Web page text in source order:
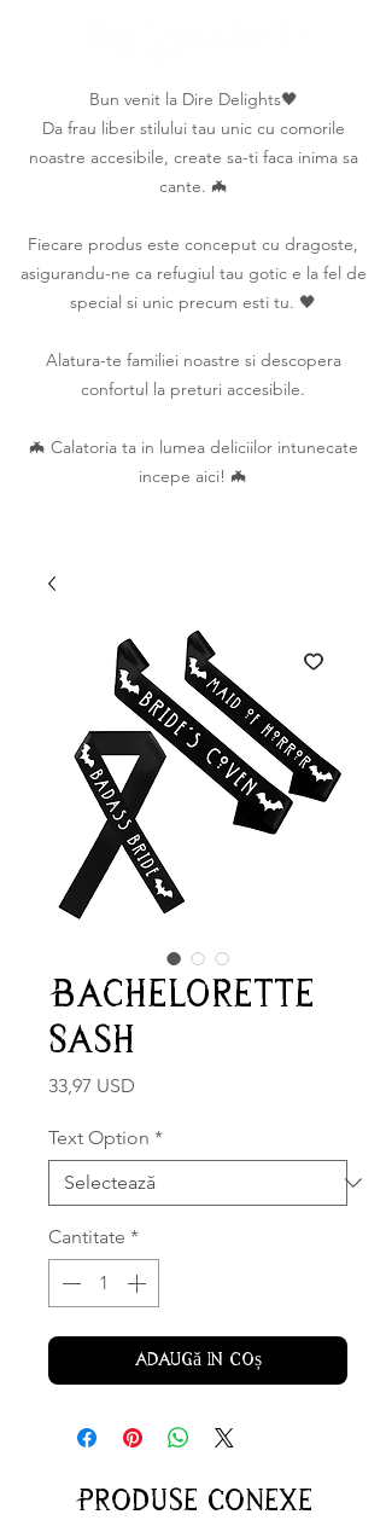
Bun venit la Dire Delights🖤
Da frau liber stilului tau unic cu comorile
noastre accesibile, create sa-ti faca inima sa
cante. 🦇
Fiecare produs este conceput cu dragoste,
asigurandu-ne ca refugiul tau gotic e la fel de
special si unic precum esti tu. 🖤
Alatura-te familiei noastre si descopera
confortul la preturi accesibile.
🦇 Calatoria ta in lumea deliciilor intunecate
incepe aici! 🦇
Bachelorette
Sash
33,97 USD
Text Option *
Cantitate *
Adaugă în coș
Produse conexe